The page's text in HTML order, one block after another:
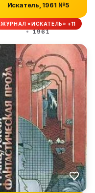
Искатель, 1961 №5
ЖУРНАЛ «ИСКАТЕЛЬ» +11
1961